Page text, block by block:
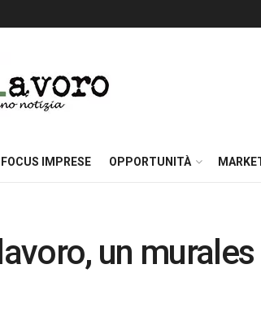
FOCUS IMPRESE OPPORTUNITÀ
un